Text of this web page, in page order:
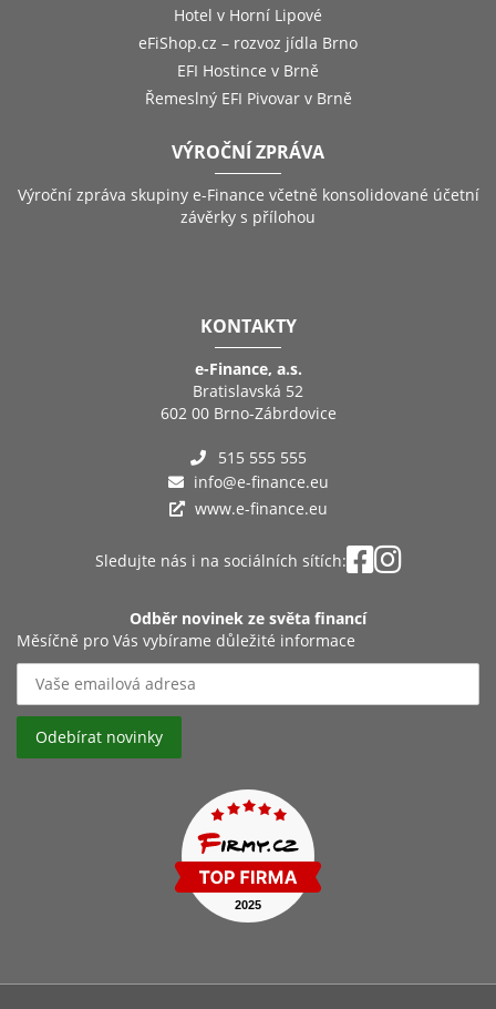
Hotel v Horní Lipové
eFiShop.cz – rozvoz jídla Brno
EFI Hostince v Brně
Řemeslný EFI Pivovar v Brně
VÝROČNÍ ZPRÁVA
Výroční zpráva skupiny e-Finance včetně konsolidované účetní
závěrky s přílohou
KONTAKTY
e-Finance, a.s.
Bratislavská 52
602 00 Brno-Zábrdovice
515 555 555
info@e-finance.eu
www.e-finance.eu
Sledujte nás i na sociálních sítích:
Odběr novinek ze světa financí
Měsíčně pro Vás vybírame důležité informace